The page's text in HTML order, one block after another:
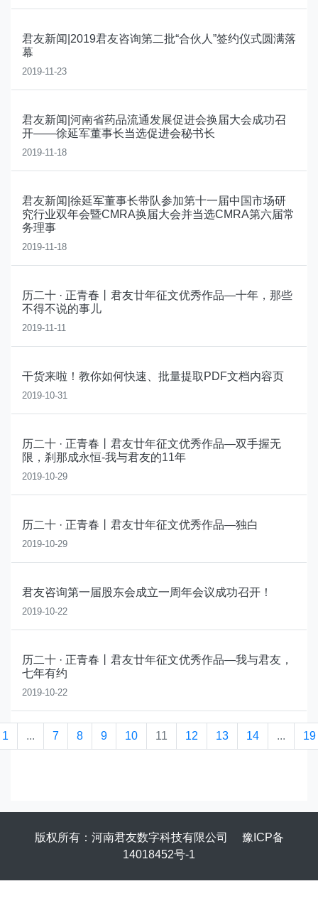
君友新闻|2019君友咨询第二批“合伙人”签约仪式圆满落
幕
2019-11-23
君友新闻|河南省药品流通发展促进会换届大会成功召
开——徐延军董事长当选促进会秘书长
2019-11-18
君友新闻|徐延军董事长带队参加第十一届中国市场研
究行业双年会暨CMRA换届大会并当选CMRA第六届常
务理事
2019-11-18
历二十 · 正青春丨君友廿年征文优秀作品—十年，那些
不得不说的事儿
2019-11-11
干货来啦！教你如何快速、批量提取PDF文档内容页
2019-10-31
历二十 · 正青春丨君友廿年征文优秀作品—双手握无
限，刹那成永恒-我与君友的11年
2019-10-29
历二十 · 正青春丨君友廿年征文优秀作品—独白
2019-10-29
君友咨询第一届股东会成立一周年会议成功召开！
2019-10-22
历二十 · 正青春丨君友廿年征文优秀作品—我与君友，
七年有约
2019-10-22
1 ... 7 8 9 10 11 12 13 14 ... 19
版权所有：河南君友数字科技有限公司 豫ICP备
14018452号-1